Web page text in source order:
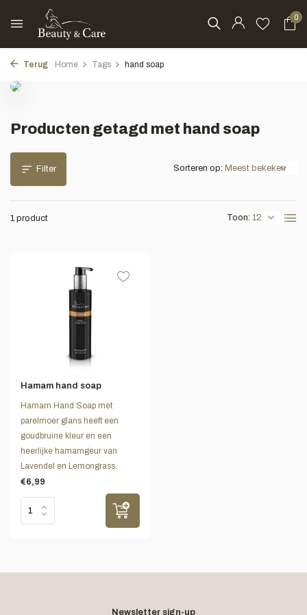
0
Terug Home Tags hand soap
Producten getagd met hand soap
Filter
1 product Toon:
Sorteren op:
Hamam hand soap
Hamam Hand Soap met
parelmoer glans heeft een
goudbruine kleur en een
heerlijke hamamgeur van
Lavendel en Lemongrass.
€6,99
Newsletter sign-up